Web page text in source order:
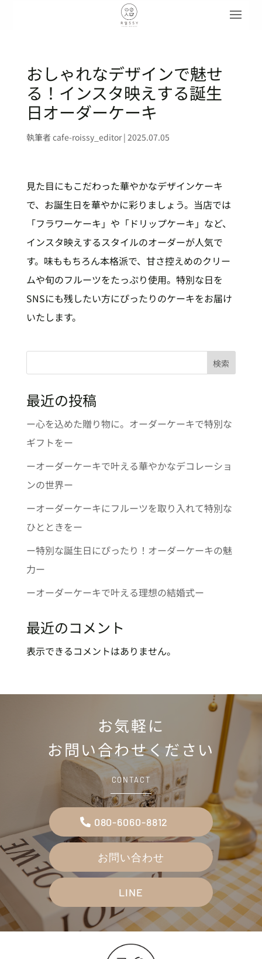
おしゃれなデザインで魅せ
る！インスタ映えする誕生
日オーダーケーキ
執筆者cafe-roissy_editor| 2025.07.05
見た目にもこだわった華やかなデザインケーキ
で、お誕生日を華やかに彩りましょう。当店では
「フラワーケーキ」や「ドリップケーキ」など、
インスタ映えするスタイルのオーダーが人気で
す。味ももちろん本格派で、甘さ控えめのクリー
ムや旬のフルーツをたっぷり使用。特別な日を
SNSにも残したい方にぴったりのケーキをお届け
いたします。
検索
最近の投稿
ー心を込めた贈り物に。オーダーケーキで特別な
ギフトをー
ーオーダーケーキで叶える華やかなデコレーショ
ンの世界ー
ーオーダーケーキにフルーツを取り入れて特別な
ひとときをー
ー特別な誕生日にぴったり！オーダーケーキの魅
力ー
ーオーダーケーキで叶える理想の結婚式ー
最近のコメント
表示できるコメントはありません。
お気軽に
お問い合わせください
CONTACT
080-6060-8812
お問い合わせ
LINE